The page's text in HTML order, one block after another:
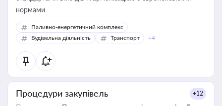
нормами
Паливно-енергетичний комплекс
Будівельна діяльність
Транспорт +4
Процедури закупівель +12